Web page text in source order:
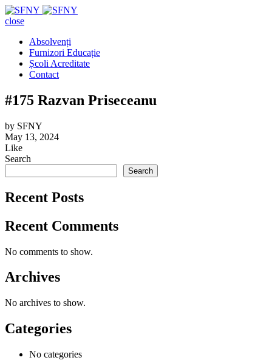
close
Absolvenți
Furnizori Educație
Școli Acreditate
Contact
#175 Razvan Priseceanu
by SFNY
May 13, 2024
Like
Search
Search
Recent Posts
Recent Comments
No comments to show.
Archives
No archives to show.
Categories
No categories